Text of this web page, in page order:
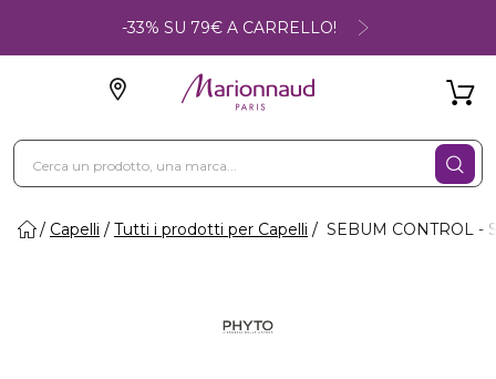
-33% SU 79€ A CARRELLO!
Capelli Tutti i prodotti per Capelli SEBUM CONTROL -